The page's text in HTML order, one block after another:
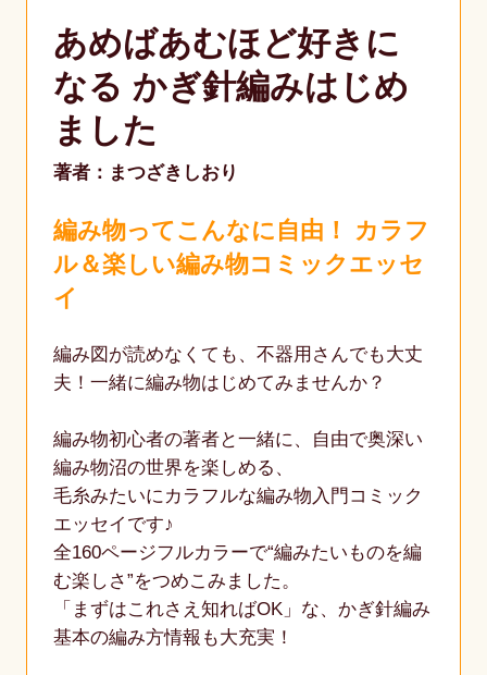
あめばあむほど好きに
なる かぎ針編みはじめ
ました
著者：まつざきしおり
編み物ってこんなに自由！ カラフ
ル＆楽しい編み物コミックエッセ
イ
編み図が読めなくても、不器用さんでも大丈
夫！一緒に編み物はじめてみませんか？
編み物初心者の著者と一緒に、自由で奥深い
編み物沼の世界を楽しめる、
毛糸みたいにカラフルな編み物入門コミック
エッセイです♪
全160ページフルカラーで“編みたいものを編
む楽しさ”をつめこみました。
「まずはこれさえ知ればOK」な、かぎ針編み
基本の編み方情報も大充実！